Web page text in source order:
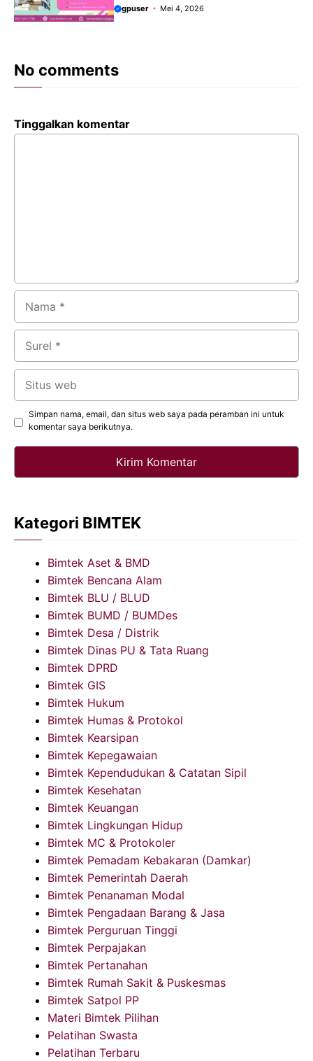
gpuser Mei 4, 2026
No comments
Tinggalkan komentar
Simpan nama, email, dan situs web saya pada peramban ini untuk
komentar saya berikutnya.
Kategori BIMTEK
Bimtek Aset & BMD
Bimtek Bencana Alam
Bimtek BLU / BLUD
Bimtek BUMD / BUMDes
Bimtek Desa / Distrik
Bimtek Dinas PU & Tata Ruang
Bimtek DPRD
Bimtek GIS
Bimtek Hukum
Bimtek Humas & Protokol
Bimtek Kearsipan
Bimtek Kepegawaian
Bimtek Kependudukan & Catatan Sipil
Bimtek Kesehatan
Bimtek Keuangan
Bimtek Lingkungan Hidup
Bimtek MC & Protokoler
Bimtek Pemadam Kebakaran (Damkar)
Bimtek Pemerintah Daerah
Bimtek Penanaman Modal
Bimtek Pengadaan Barang & Jasa
Bimtek Perguruan Tinggi
Bimtek Perpajakan
Bimtek Pertanahan
Bimtek Rumah Sakit & Puskesmas
Bimtek Satpol PP
Materi Bimtek Pilihan
Pelatihan Swasta
Pelatihan Terbaru